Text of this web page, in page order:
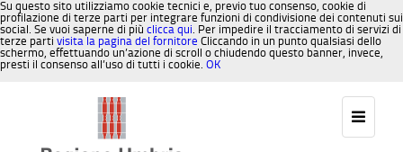
Su questo sito utilizziamo cookie tecnici e, previo tuo consenso, cookie di
profilazione di terze parti per integrare funzioni di condivisione dei contenuti sui
social. Se vuoi saperne di più clicca qui. Per impedire il tracciamento di servizi di
terze parti visita la pagina del fornitore Cliccando in un punto qualsiasi dello
schermo, effettuando un’azione di scroll o chiudendo questo banner, invece,
presti il consenso all’uso di tutti i cookie. OK